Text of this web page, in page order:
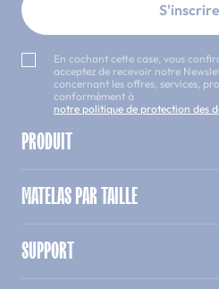
S'inscrire
En cochant cette case, vous
acceptez de recevoir notre
concernant les offres, services,
conformément à
notre politique de protection des
PRODUIT
MATELAS PAR TAILLE
SUPPORT